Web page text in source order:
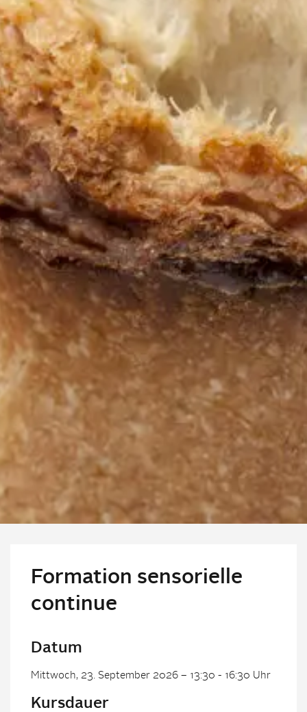
Formation sensorielle
continue
Datum
Mittwoch, 23. September 2026 – 13:30 - 16:30 Uhr
Kursdauer